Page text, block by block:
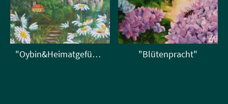
"Oybin&Heimatgefühle" "Blütenpracht"